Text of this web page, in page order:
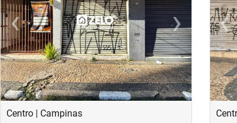
‹Previous ›Next
Centro | Campinas
‹